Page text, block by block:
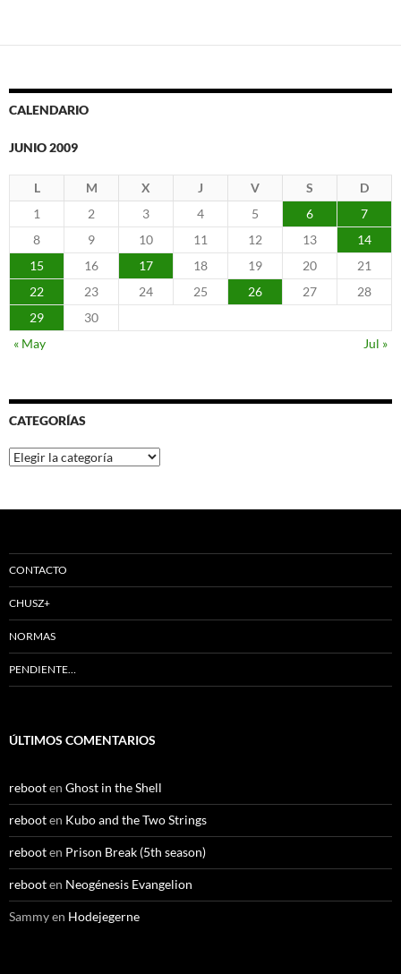
CALENDARIO
JUNIO 2009
L M X J V S
D
1
2 3 4 5 6
7
8
9 10 11 12 13
14
15
16 17 18 19 20
21
22
23 24 25 26 27
28
29
30
« May
Jul »
CATEGORÍAS
Categorías
CONTACTO
CHUSZ+
NORMAS
PENDIENTE…
ÚLTIMOS COMENTARIOS
rebooten Ghost in the Shell
rebooten Kubo and the Two Strings
rebooten Prison Break (5th season)
rebooten Neogénesis Evangelion
Sammyen Hodejegerne